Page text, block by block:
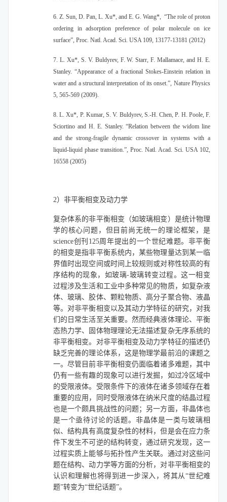
6. Z. Sun, D. Pan, L. Xu*, and E. G. Wang*, “The role of proton
ordering in adsorption preference of polar molecule on ice
surface”, Proc. Natl. Acad. Sci. USA 109, 13177-13181 (2012)
7. L. Xu*, S. V. Buldyrev, F. W. Starr, F. Mallamace, and H. E.
Stanley. “Appearance of a fractional Stokes-Einstein relation in
water and a structural interpretation of its onset.”, Nature Physics
5, 565-569 (2009).
8. L. Xu*, P. Kumar, S. V. Buldyrev, S.-H. Chen, P. H. Poole, F.
Sciortino and H. E. Stanley. “Relation between the widom line
and the strong-fragile dynamic crossover in systems with a
liquid-liquid phase transition.”, Proc. Natl. Acad. Sci. USA 102,
16558 (2005)
2）非平衡相变及动力学
复杂体系的非平衡相变（如玻璃相变）是统计物理
学的核心问题，但目前尚无统一的理论框架，是
science创刊125周年提出的一个世纪难题。非平衡
的相变是指非平衡系统内，某些物理量达到某一临
界值时出现空间或时间上较规则或对称性较高的有
序结构的现象，如玻璃-玻璃转变过程。这一相变
过程涉及生活和工业中多种常见的物质，如复杂液
体、玻璃、胶体、颗粒物质、高分子聚合物、液晶
等。对非平衡相变以及其动力学特征的研究，对我
们的日常生活至关重要。然而经典液体理论、平衡
态热力学、固体物理理论无法描述复杂无序系统的
非平衡相变。对非平衡相变及动力学特征的描述仍
缺乏完善的理论体系，这是物理学最前沿的课题之
一。尽管目前非平衡相变仍面临着诸多难题，其中
仍有一些有趣的现象可以进行发掘，如过冷区域中
的受限液体。受限条件下的液体在诸多领域存在着
重要的应用，同时受限液体在纳米尺度的结晶过程
也是一个颇具挑战性的问题；另一方面，非晶体也
是一个亟待讨论的话题。非晶体是一类与玻璃相
似、结构具有高度复杂性的材料，但是会在应力条
件下发生不可逆的结构转变，通过研究发现，这一
过程实质上能够与拓扑性产生关联。通过对这些问
题在结构、动力学等方面的分析，对非平衡相变的
认识和理解也将得到进一步深入，将其从“世纪难
题”转变为“世纪话题”。